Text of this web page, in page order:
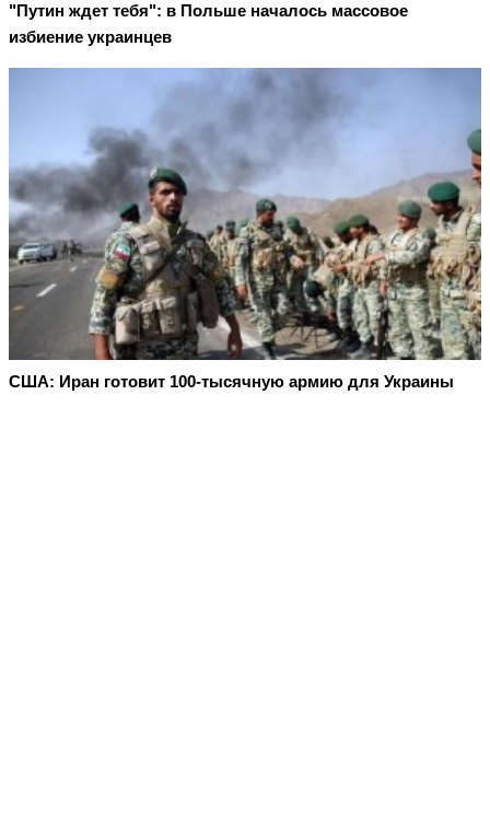
"Путин ждет тебя": в Польше началось массовое
избиение украинцев
США: Иран готовит 100-тысячную армию для Украины